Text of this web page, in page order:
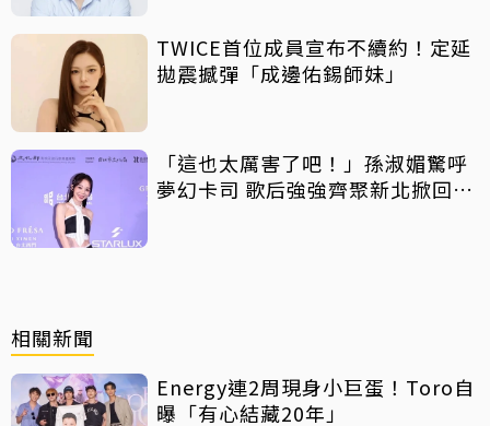
TWICE首位成員宣布不續約！定延
拋震撼彈「成邊佑錫師妹」
「這也太厲害了吧！」孫淑媚驚呼
夢幻卡司 歌后強強齊聚新北掀回憶
相關新聞
Energy連2周現身小巨蛋！Toro自
曝「有心結藏20年」